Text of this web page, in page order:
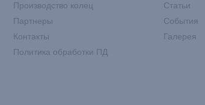
Производство колец
Партнеры
Контакты
Политика обработки ПД
Статьи
События
Галерея